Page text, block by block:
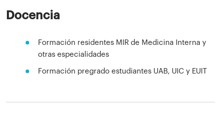
Docencia
Formación residentes MIR de Medicina Interna y
otras especialidades
Formación pregrado estudiantes UAB, UIC y EUIT